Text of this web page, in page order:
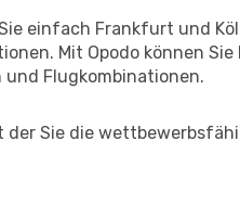
einfach Frankfurt und
Mit Opodo können
Flugkombinationen.
Sie die